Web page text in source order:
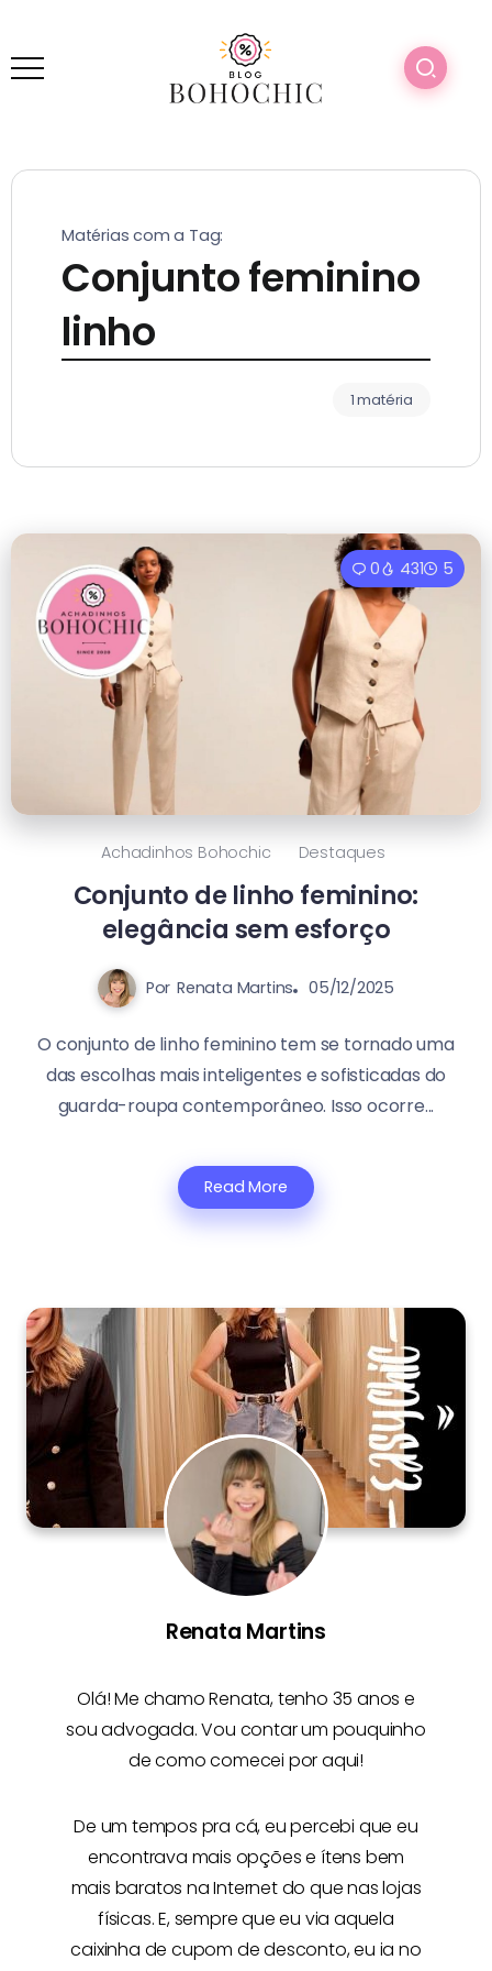
Matérias com a Tag:
Conjunto feminino
linho
1 matéria
0 431 5
Achadinhos Bohochic Destaques
Conjunto de linho feminino:
elegância sem esforço
Por Renata Martins 05/12/2025
O conjunto de linho feminino tem se tornado uma
das escolhas mais inteligentes e sofisticadas do
guarda-roupa contemporâneo. Isso ocorre...
Read More
Renata Martins
Olá! Me chamoRenata, tenho 35 anos e
sou advogada. Vou contar um pouquinho
de como comecei por aqui!
De um tempos pra cá, eu percebi que eu
encontrava mais opções e ítens bem
mais baratos na Internetdo que nas lojas
físicas. E, sempre que eu via aquela
caixinha de cupom de desconto, eu ia no